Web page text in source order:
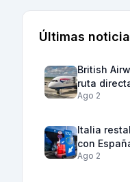
Últimas
British
ruta
Ago 2
Italia
con
Ago 2